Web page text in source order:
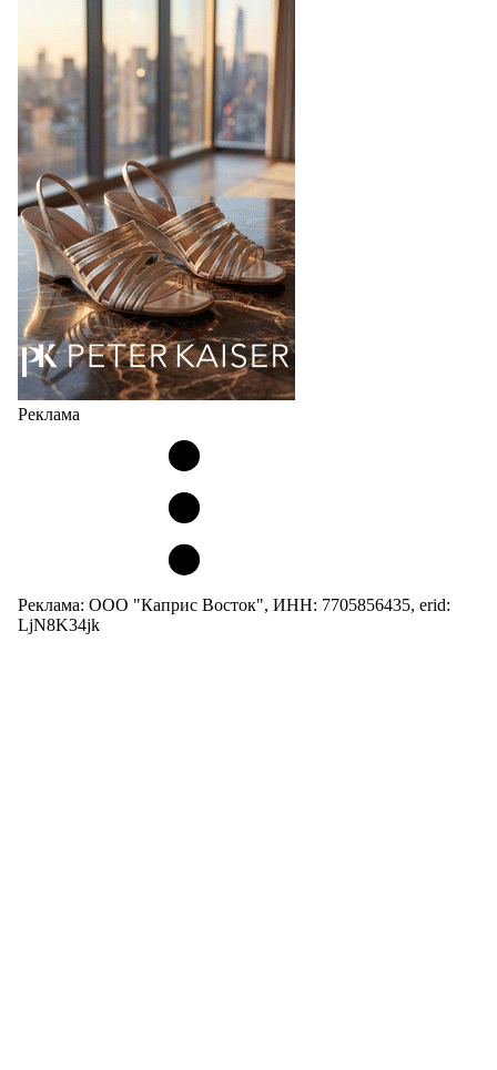
Bubble
Популярный силуэт бренда,1999 года выпуска,
соответствует сегодняшнему тренду на
сникерины (гибридный вариант балеток и
кроссовок обтекаемой формы и с тонкой подошвой).
Но в модели Miu Miu Bubble присутствует еще и…
05.08.2026 4750
Реклама
Реклама: ООО "Каприс Восток", ИНН: 7705856435, erid:
LjN8K34jk